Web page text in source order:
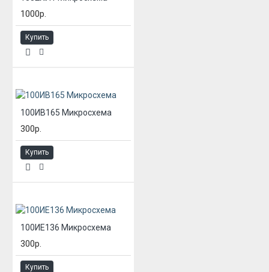
1000р.
Купить
100ИВ165 Микросхема
300р.
Купить
100ИЕ136 Микросхема
300р.
Купить